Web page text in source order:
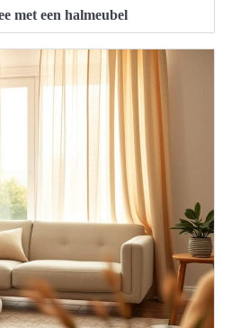
met een halmeubel